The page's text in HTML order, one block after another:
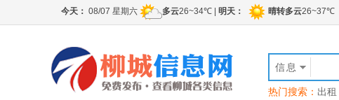
信息
热门搜索： 出租